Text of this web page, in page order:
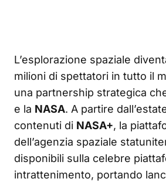
L’esplorazione spaziale
milioni di spettatori in tutto il
una partnership strategica
e la NASA. A partire
contenuti di NASA+, la
dell’agenzia spaziale
disponibili sulla celebre
intrattenimento, portando